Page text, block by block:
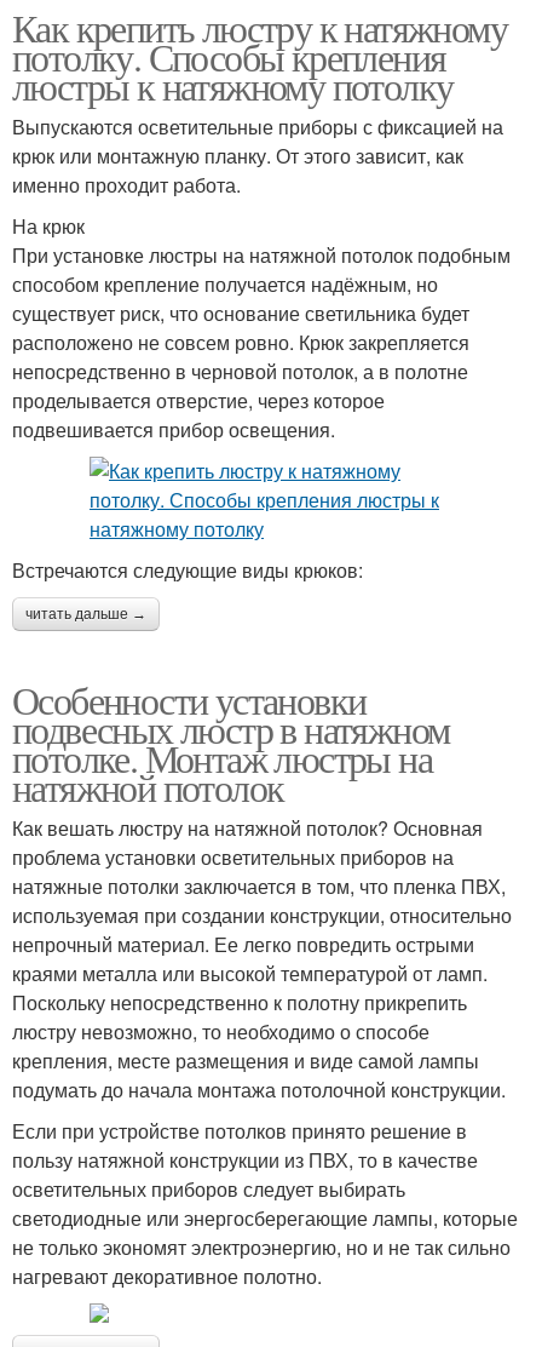
Как крепить люстру к натяжному
потолку. Способы крепления
люстры к натяжному потолку
Выпускаются осветительные приборы с фиксацией на
крюк или монтажную планку. От этого зависит, как
именно проходит работа.
На крюк
При установке люстры на натяжной потолок подобным
способом крепление получается надёжным, но
существует риск, что основание светильника будет
расположено не совсем ровно. Крюк закрепляется
непосредственно в черновой потолок, а в полотне
проделывается отверстие, через которое
подвешивается прибор освещения.
Встречаются следующие виды крюков:
читать дальше →
Особенности установки
подвесных люстр в натяжном
потолке. Монтаж люстры на
натяжной потолок
Как вешать люстру на натяжной потолок? Основная
проблема установки осветительных приборов на
натяжные потолки заключается в том, что пленка ПВХ,
используемая при создании конструкции, относительно
непрочный материал. Ее легко повредить острыми
краями металла или высокой температурой от ламп.
Поскольку непосредственно к полотну прикрепить
люстру невозможно, то необходимо о способе
крепления, месте размещения и виде самой лампы
подумать до начала монтажа потолочной конструкции.
Если при устройстве потолков принято решение в
пользу натяжной конструкции из ПВХ, то в качестве
осветительных приборов следует выбирать
светодиодные или энергосберегающие лампы, которые
не только экономят электроэнергию, но и не так сильно
нагревают декоративное полотно.